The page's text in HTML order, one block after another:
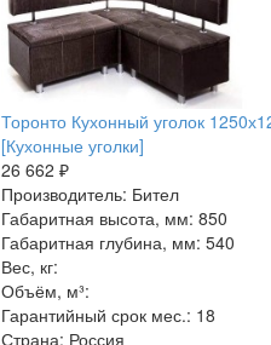
Торонто Кухонный уголок
[Кухонные уголки]
26 662 ₽
Производитель: Бител
Габаритная высота, мм: 850
Габаритная глубина, мм: 540
Вес, кг:
Объём, м³:
Гарантийный срок мес.: 18
Страна: Россия